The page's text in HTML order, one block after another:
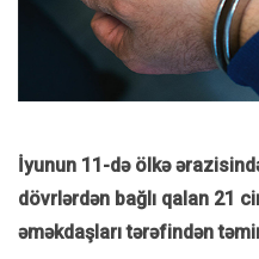
İyunun 11-də ölkə
dövrlərdən bağlı qalan 21
əməkdaşları tərəfindən